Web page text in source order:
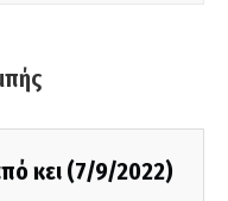
κει (7/9/2022)